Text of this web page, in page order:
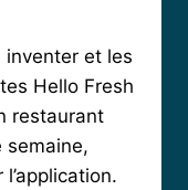
inventer et les
Hello Fresh
restaurant
semaine,